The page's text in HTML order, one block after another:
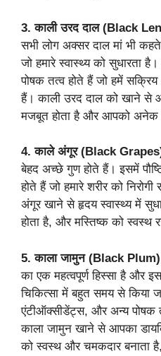
3. काली उरद दाल (Black
सभी लोग अक्सर दाल मां भी
जो हमारे स्वास्थ्य को सुधारता
पोषक तत्व होते हैं जो हमें
हैं। काली उरद दाल को खाने से
मजबूत होता है और आपको अनेक
4. काले अंगूर (Black
बेहद अच्छे गुण होते हैं। इसमें
होते हैं जो हमारे शरीर को
अंगूर खाने से हृदय स्वास्थ्य में
होता है, और मस्तिष्क को स्वस्थ
5. काला जामुन (Black
का एक महत्वपूर्ण हिस्सा है और
चिकित्सा में बहुत समय से किया
एंटीऑक्सीडेंट्स, और अन्य पोषक
काला जामुन खाने से आपका
को स्वस्थ और चमकदार बनाता